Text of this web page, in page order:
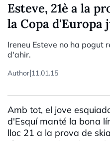
Esteve, 21è a la
la Copa d'Europa
Ireneu Esteve no ha pogut
d'ahir.
Author|11.01.15
Amb tot, el jove
d'Esquí manté la bona
lloc 21 a la prova de